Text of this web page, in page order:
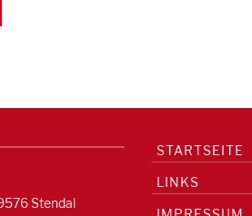
Stendal
STARTSEITE
LINKS